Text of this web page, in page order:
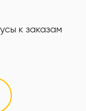
к заказам